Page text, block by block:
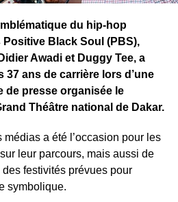
traduit cette réalité politique
ou aux responsabilités,
au cœur des débats. Son
sur la souveraineté, la
de l’État, ainsi que sa
large frange de la jeunesse, ont
le paysage politique sénégalais.
politique, Mohamed
le lecteur à s’interroger sur les
Le livre explore les
du hip-hop
Positive Black Soul (PBS),
Awadi et Duggy Tee, a
37 ans de carrière lors d’une
de presse organisée le
Théâtre national de Dakar.
a été l’occasion pour les
leur parcours, mais aussi de
festivités prévues pour
symbolique.